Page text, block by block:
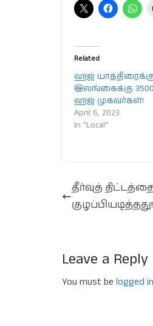
Related
ஹஜ்
இலங்கைக்கு
ஹஜ் முகவர்கள்!
April 6, 2023
In "Local"
தீர்வுத்
Leave a Reply
You must be logged in